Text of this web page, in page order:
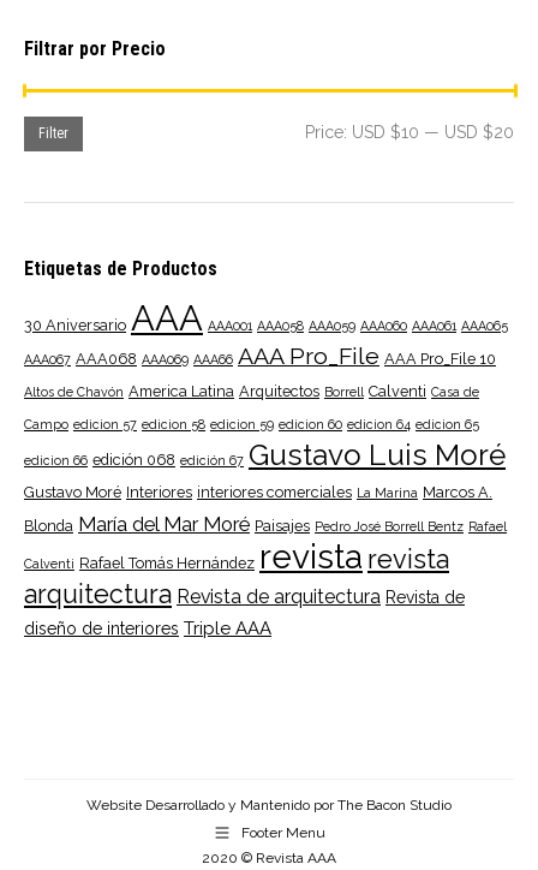
Filtrar por Precio
Filter Price: USD $10 — USD $20
Etiquetas de Productos
30 Aniversario AAA AAA001 AAA058 AAA059 AAA060 AAA061 AAA065
AAA067 AAA068 AAA069 AAA66 AAA Pro_File AAA Pro_File 10
Altos de Chavón America Latina Arquitectos Borrell Calventi Casa de
Campo edicion 57 edicion 58 edicion 59 edicion 60 edicion 64 edicion 65
edicion 66 edición 068 edición 67 Gustavo Luis Moré
Gustavo Moré Interiores interiores comerciales La Marina Marcos A.
Blonda María del Mar Moré Paisajes Pedro José Borrell Bentz Rafael
Calventi Rafael Tomás Hernández revista revista
arquitectura Revista de arquitectura Revista de
diseño de interiores Triple AAA
Website Desarrollado y Mantenido porThe Bacon Studio
Footer Menu
2020 © Revista AAA